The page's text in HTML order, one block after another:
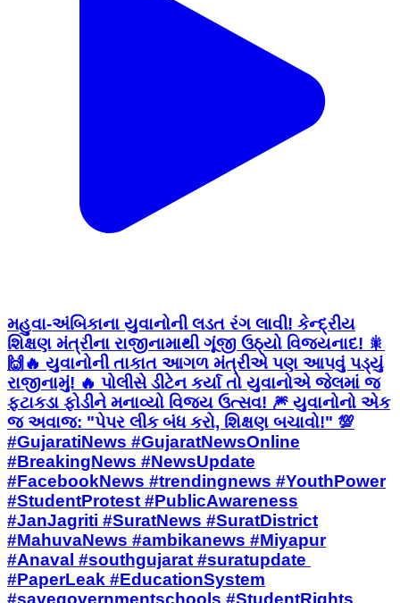
મહુવા-અંબિકાના યુવાનોની લડત રંગ લાવી! કેન્દ્રીય
શિક્ષણ મંત્રીના રાજીનામાથી ગૂંજી ઉઠ્યો વિજયનાદ! 🎇
🙌 ​🔥 યુવાનોની તાકાત આગળ મંત્રીએ પણ આપવું પડ્યું
રાજીનામું! 🔥 પોલીસે ડીટેન કર્યા તો યુવાનોએ જેલમાં જ
ફટાકડા ફોડીને મનાવ્યો વિજય ઉત્સવ! 🎆 યુવાનોનો એક
જ અવાજ: "પેપર લીક બંધ કરો, શિક્ષણ બચાવો!" 💯 ​
#GujaratiNews #GujaratNewsOnline
#BreakingNews #NewsUpdate
#FacebookNews #trendingnews #YouthPower
#StudentProtest #PublicAwareness
#JanJagriti #SuratNews #SuratDistrict
#MahuvaNews #ambikanews #Miyapur
#Anaval #southgujarat #suratupdate ​
#PaperLeak #EducationSystem
#savegovernmentschools #StudentRights